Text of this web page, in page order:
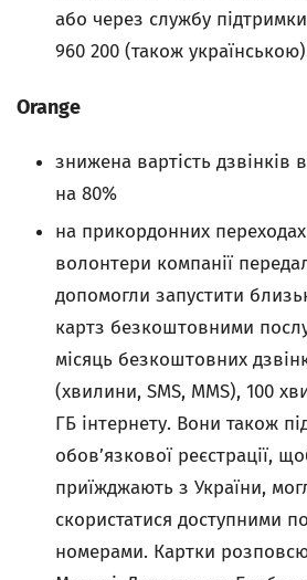
або через службу
960 200 (також
Orange
знижена вартість дзвінків
на 80%
на прикордонних
волонтери компанії
допомогли запустити
картз безкоштовними
місяць безкоштовних
(хвилини, SMS, MMS), 100
ГБ інтернету. Вони також
обов’язкової реєстрації,
приїжджають з України,
скористатися доступними
номерами. Картки